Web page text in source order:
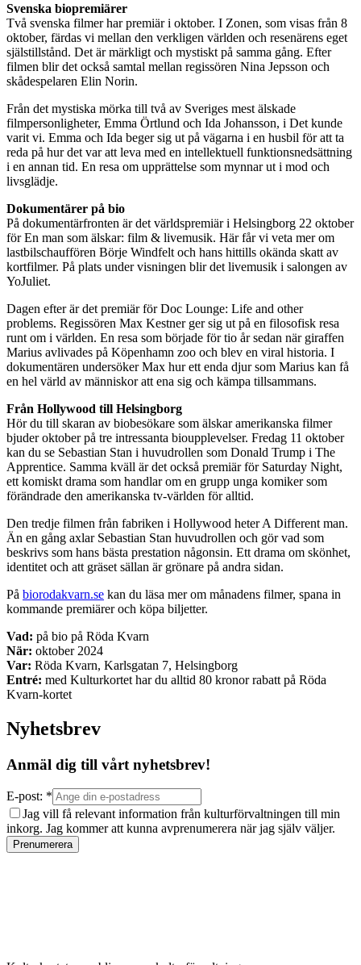
Svenska biopremiärer
Två svenska filmer har premiär i oktober. I Zonen, som visas från 8
oktober, färdas vi mellan den verkligen världen och resenärens eget
själstillstånd. Det är märkligt och mystiskt på samma gång. Efter
filmen blir det också samtal mellan regissören Nina Jepsson och
skådespelaren Elin Norin.
Från det mystiska mörka till två av Sveriges mest älskade
filmpersonligheter, Emma Örtlund och Ida Johansson, i Det kunde
varit vi. Emma och Ida beger sig ut på vägarna i en husbil för att ta
reda på hur det var att leva med en intellektuell funktionsnedsättning
i en annan tid. En resa om upprättelse som mynnar ut i mod och
livsglädje.
Dokumentärer på bio
På dokumentärfronten är det världspremiär i Helsingborg 22 oktober
för En man som älskar: film & livemusik. Här får vi veta mer om
lastbilschauffören Börje Windfelt och hans hittills okända skatt av
kortfilmer. På plats under visningen blir det livemusik i salongen av
YoJuliet.
Dagen efter är det premiär för Doc Lounge: Life and other
problems. Regissören Max Kestner ger sig ut på en filosofisk resa
runt om i världen. En resa som började för tio år sedan när giraffen
Marius avlivades på Köpenhamn zoo och blev en viral historia. I
dokumentären undersöker Max hur ett enda djur som Marius kan få
en hel värld av människor att ena sig och kämpa tillsammans.
Från Hollywood till Helsingborg
Hör du till skaran av biobesökare som älskar amerikanska filmer
bjuder oktober på tre intressanta bioupplevelser. Fredag 11 oktober
kan du se Sebastian Stan i huvudrollen som Donald Trump i The
Apprentice. Samma kväll är det också premiär för Saturday Night,
ett komiskt drama som handlar om en grupp unga komiker som
förändrade den amerikanska tv-världen för alltid.
Den tredje filmen från fabriken i Hollywood heter A Different man.
Än en gång axlar Sebastian Stan huvudrollen och gör vad som
beskrivs som hans bästa prestation någonsin. Ett drama om skönhet,
identitet och att gräset sällan är grönare på andra sidan.
På biorodakvarn.se kan du läsa mer om månadens filmer, spana in
kommande premiärer och köpa biljetter.
Vad: på bio på Röda Kvarn
När: oktober 2024
Var: Röda Kvarn, Karlsgatan 7, Helsingborg
Entré: med Kulturkortet har du alltid 80 kronor rabatt på Röda
Kvarn-kortet
Nyhetsbrev
Anmäl dig till vårt nyhetsbrev!
E-post: *
Jag vill få relevant information från kulturförvaltningen till min
inkorg. Jag kommer att kunna avprenumerera när jag själv väljer.
Prenumerera